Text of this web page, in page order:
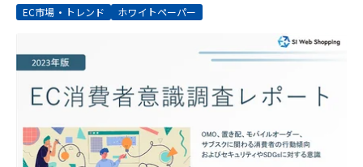
EC市場・トレンド ホワイトペーパー